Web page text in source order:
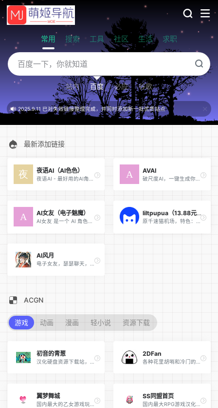
常用 搜索 工具 社区 生活 求职
站内 百度 必应 谷歌
2025.9.11 已对失效链接整理完成，并同时添加新一批优质站点
最新添加链接
夜语AI（AI色色）
夜语AI - 最好用的AI角色聊天平台，发现和探索各种AI角色
AVAI
破尺度AI，一键生成你的视频幻想
AI女友（电子魅魔）
AI女友 是一个 AI 角色扮演与创作平台，提供丰富的 AI 角色卡、小说创作和 AI 绘画功能，让你与虚拟角色展开精彩对话。
liltpupua（13.88元256G 23.99元888G 支持按月或按流量计费）
原千速猫机场，特色：价格低廉，任何套餐都不限制速度，拿来跑流量非常适合（所有机场都月付！，月付！！，月付！！！，没有任何一家机场能保证不跑路）
AI风月
电子女友，瑟瑟聊天，自由定制你的文爱世界
ACGN
游戏 动画 漫画 轻小说 资源下载
初音的青葱 2DFan
翼梦舞城
国内最大的乙女游戏玩家论坛
SS同盟首页
国内最大RPG游戏汉化论坛，新注册用户要求较严，需要耐心遵守规则